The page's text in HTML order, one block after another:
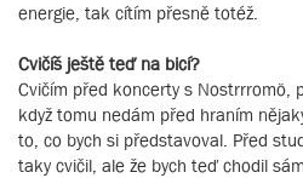
energie, tak cítím přesně totéž.
Cvičíš ještě teď na bicí?
Cvičím před koncerty s Nostrrromö,
když tomu nedám před hraním
to, co bych si představoval. Před
taky cvičil, ale že bych teď chodil